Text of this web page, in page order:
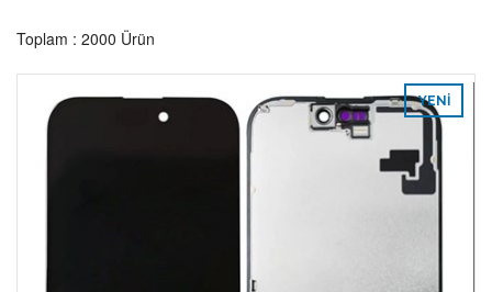
Toplam : 2000 Ürün
YENI